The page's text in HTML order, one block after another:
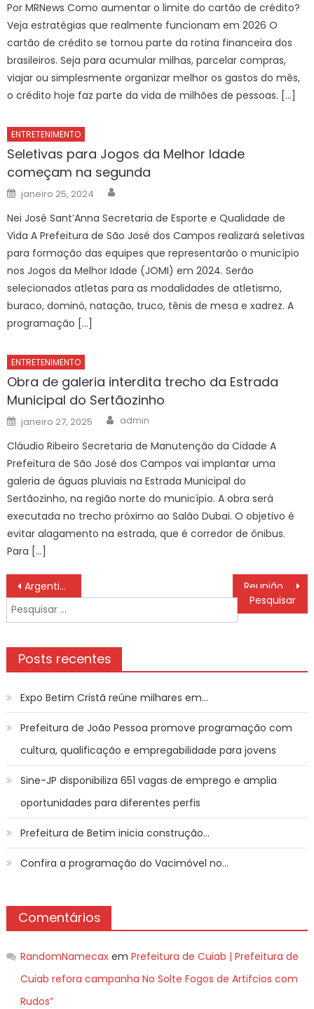
Por MRNews Como aumentar o limite do cartão de crédito?
Veja estratégias que realmente funcionam em 2026 O
cartão de crédito se tornou parte da rotina financeira dos
brasileiros. Seja para acumular milhas, parcelar compras,
viajar ou simplesmente organizar melhor os gastos do mês,
o crédito hoje faz parte da vida de milhões de pessoas. […]
ENTRETENIMENTO
Seletivas para Jogos da Melhor Idade
começam na segunda
Posted
on
janeiro 25, 2024
Nei José Sant’Anna Secretaria de Esporte e Qualidade de
Vida A Prefeitura de São José dos Campos realizará seletivas
para formação das equipes que representarão o município
nos Jogos da Melhor Idade (JOMI) em 2024. Serão
selecionados atletas para as modalidades de atletismo,
buraco, dominó, natação, truco, tênis de mesa e xadrez. A
programação […]
ENTRETENIMENTO
Obra de galeria interdita trecho da Estrada
Municipal do Sertãozinho
Posted
on
janeiro 27, 2025 Author
admin
Cláudio Ribeiro Secretaria de Manutenção da Cidade A
Prefeitura de São José dos Campos vai implantar uma
galeria de águas pluviais na Estrada Municipal do
Sertãozinho, na região norte do município. A obra será
executada no trecho próximo ao Salão Dubai. O objetivo é
evitar alagamento na estrada, que é corredor de ônibus.
Para […]
Navegação
de
Post
Argentina busca virada, despacha Egito e mantém vivo o sonho do tetra
Pesquisar
por:
Posts recentes
Expo Betim Cristã reúne milhares em…
Prefeitura de João Pessoa promove programação com
cultura, qualificação e empregabilidade para jovens
Sine-JP disponibiliza 651 vagas de emprego e amplia
oportunidades para diferentes perfis
Prefeitura de Betim inicia construção…
Confira a programação do Vacimóvel no…
Comentários
RandomNamecaxem Prefeitura de Cuiab | Prefeitura de
Cuiab refora campanha No Solte Fogos de Artifcios com
Rudos”